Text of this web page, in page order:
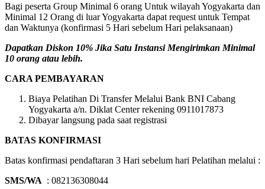
Bagi peserta Group Minimal 6 orang Untuk wilayah Yogyakarta dan
Minimal 12 Orang di luar Yogyakarta dapat request untuk Tempat
dan Waktunya (konfirmasi 5 Hari sebelum Hari pelaksanaan)
Dapatkan Diskon 10% Jika Satu Instansi Mengirimkan Minimal
10 orang atau lebih.
CARA PEMBAYARAN
Biaya Pelatihan Di Transfer Melalui Bank BNI Cabang
Yogyakarta a/n. Diklat Center rekening 0911017873
Dibayar langsung pada saat registrasi
BATAS KONFIRMASI
Batas konfirmasi pendaftaran 3 Hari sebelum hari Pelatihan melalui :
SMS/WA : 082136308044